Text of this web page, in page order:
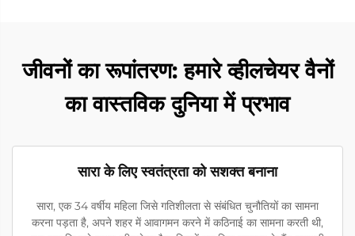
जीवनों का रूपांतरण: हमारे व्हीलचेयर वैनों
का वास्तविक दुनिया में प्रभाव
सारा के लिए स्वतंत्रता को सशक्त बनाना
सारा, एक 34 वर्षीय महिला जिसे गतिशीलता से संबंधित चुनौतियों का सामना
करना पड़ता है, अपने शहर में आवागमन करने में कठिनाई का सामना करती थी,